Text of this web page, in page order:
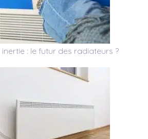
: le futur des radiateurs ?